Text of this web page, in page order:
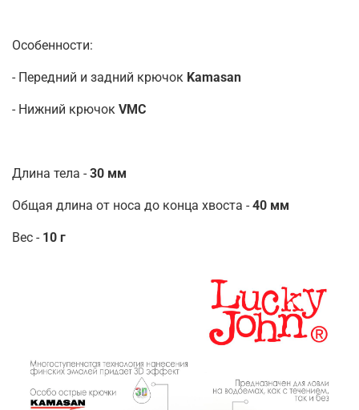
Особенности:
- Передний и задний крючок Kamasan
- Нижний крючок VMC
Длина тела - 30 мм
Общая длина от носа до конца хвоста - 40 мм
Вес - 10 г